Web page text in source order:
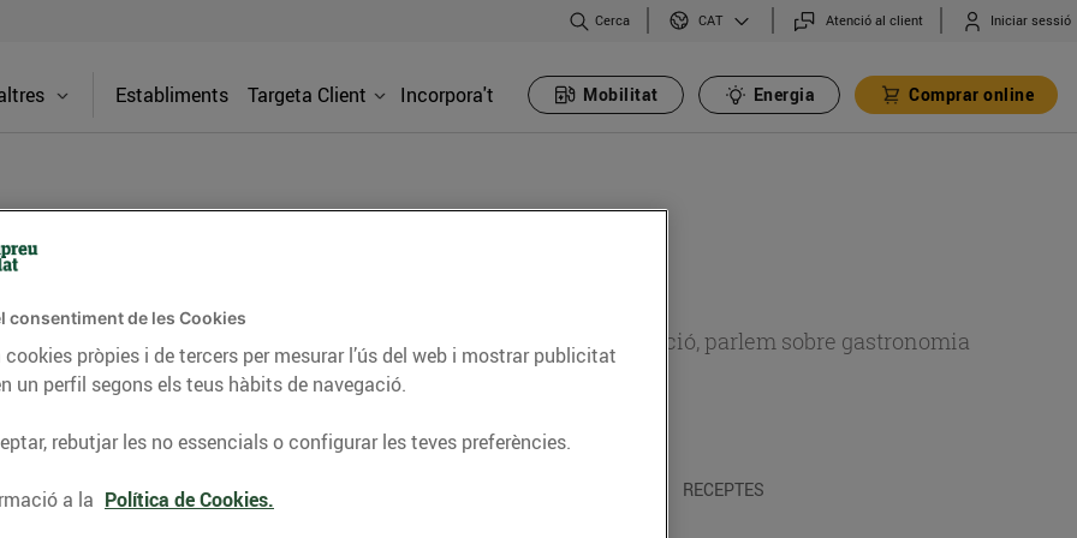
Cerca CAT Atenció al client Iniciar sessió
Establiments Targeta Client Incorpora't Mobilitat Energia Comprar online
consells nutricionals, informació d’actualitat sobre alimentació, parlem sobre gastronomia
del nostre territori i molts altres temes.
CONSELLS I HÀBITS SALUDABLES RECEPTES
consentiment de les Cookies
pròpies i de tercers per mesurar l’ús del web i mostrar publicitat
un perfil segons els teus hàbits de navegació.
rebutjar les no essencials o configurar les teves preferències.
a la Política de Cookies.